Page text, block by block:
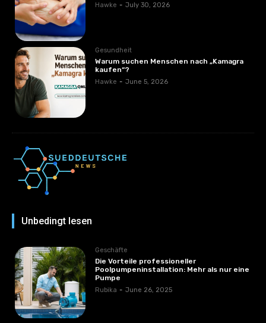
Hawke - July 30, 2026
Gesundheit
Warum suchen Menschen nach „Kamagra
kaufen“?
Hawke - June 5, 2026
Unbedingt lesen
Geschäfte
Die Vorteile professioneller
Poolpumpeninstallation: Mehr als nur eine
Pumpe
Rubika - June 26, 2025